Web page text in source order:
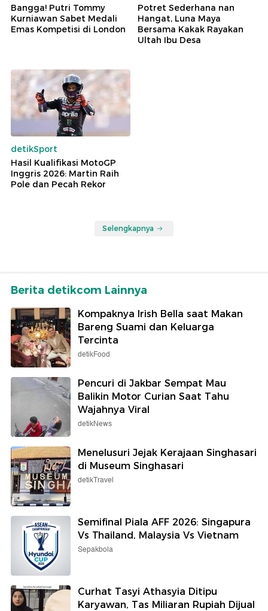
Bangga! Putri Tommy
Kurniawan Sabet Medali
Emas Kompetisi di London
Potret Sederhana nan
Hangat, Luna Maya
Bersama Kakak Rayakan
Ultah Ibu Desa
detikSport
Hasil Kualifikasi MotoGP
Inggris 2026: Martin Raih
Pole dan Pecah Rekor
Selengkapnya
Berita detikcom Lainnya
Kompaknya Irish Bella saat Makan
Bareng Suami dan Keluarga
Tercinta
detikFood
Pencuri di Jakbar Sempat Mau
Balikin Motor Curian Saat Tahu
Wajahnya Viral
detikNews
Menelusuri Jejak Kerajaan Singhasari
di Museum Singhasari
detikTravel
Semifinal Piala AFF 2026: Singapura
Vs Thailand, Malaysia Vs Vietnam
Sepakbola
Curhat Tasyi Athasyia Ditipu
Karyawan, Tas Miliaran Rupiah Dijual